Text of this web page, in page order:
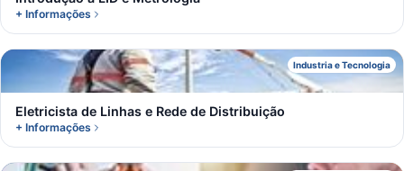
+ Informações
Industria e Tecnologia
E
Eletricista de Linhas e Rede de Distribuição
+ Informações